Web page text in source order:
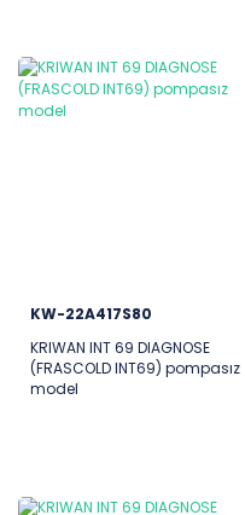
KW-22A417S80
KRIWAN INT 69 DIAGNOSE
(FRASCOLD INT69) pompasız
model